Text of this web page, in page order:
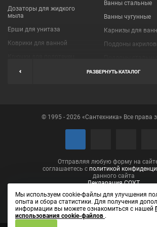
Дозаторы для жидкого
мыла
Ерши для унитаза
Коврики для ванной
Мыльницы
Полотенцедержатели
Сушилки для белья
Ванны стальные
Ванны чугунные
Карнизы для
Поддоны
Пробки для ванн
РАЗВЕРНУТЬ КАТАЛОГ
© 1995 - 2026 «Сантехника» Все
Отправляя любую форму на
соглашаетесь с политикой
данного сайта
Декларация СОУТ
Мы используем cookie-файлы для улучшения
опыта и сбора статистики. Для получения
информации вы можете ознакомиться с нашей
использования cookie-файлов .